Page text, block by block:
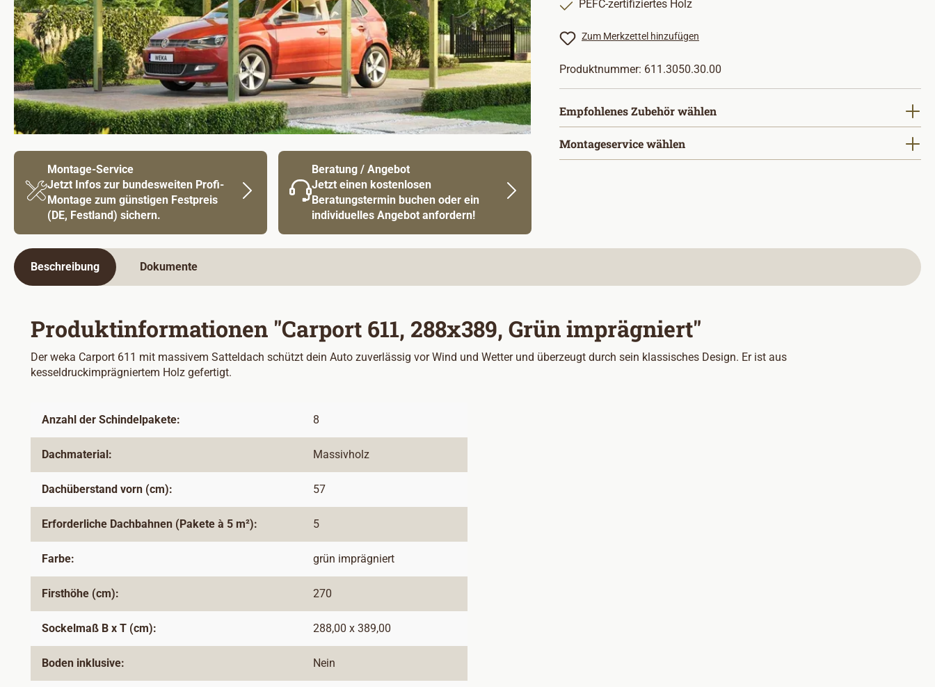
Montage-Service
Jetzt Infos zur bundesweiten Profi-
Montage zum günstigen Festpreis
(DE, Festland) sichern.
Beratung / Angebot
Jetzt einen kostenlosen
Beratungstermin buchen oder ein
individuelles Angebot anfordern!
PEFC-zertifiziertes Holz
Zum Merkzettel hinzufügen
Produktnummer: 611.3050.30.00
Empfohlenes Zubehör wählen
Montageservice wählen
Beschreibung Dokumente
Produktinformationen "Carport 611, 288x389, Grün imprägniert"
Der weka Carport 611 mit massivem Satteldach schützt dein Auto zuverlässig vor Wind und Wetter und überzeugt durch sein klassisches Design. Er ist aus
kesseldruckimprägniertem Holz gefertigt.
Anzahl der Schindelpakete: 8
Dachmaterial: Massivholz
Dachüberstand vorn (cm): 57
Erforderliche Dachbahnen (Pakete à 5 m²): 5
Farbe: grün imprägniert
Firsthöhe (cm): 270
Sockelmaß B x T (cm): 288,00 x 389,00
Boden inklusive: Nein